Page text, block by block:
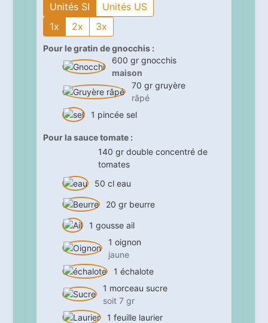
Unités SI
Unités US
1x
2x 3x
Pour le gratin de gnocchis :
600 gr gnocchis
maison
70 gr gruyère
râpé
1 pincée sel
Pour la sauce tomate :
140 gr double concentré de
tomates
50 cl eau
20 gr beurre
1 gousse ail
1 oignon
jaune
1 échalote
1 morceau sucre
soit 7 gr
1 feuille laurier